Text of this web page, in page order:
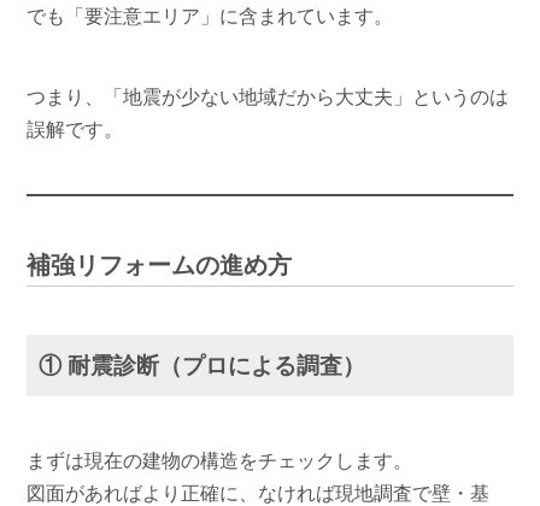
でも「要注意エリア」に含まれています。
つまり、「地震が少ない地域だから大丈夫」というのは
誤解です。
補強リフォームの進め方
① 耐震診断（プロによる調査）
まずは現在の建物の構造をチェックします。
図面があればより正確に、なければ現地調査で壁・基